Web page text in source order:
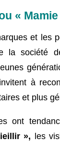
«
et les
la société
à
et plus
ont
», les